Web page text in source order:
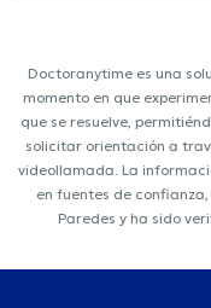
Doctoranytime es una
momento en que
que se resuelve,
solicitar orientación a
videollamada. La
en fuentes de
Paredes y ha sido